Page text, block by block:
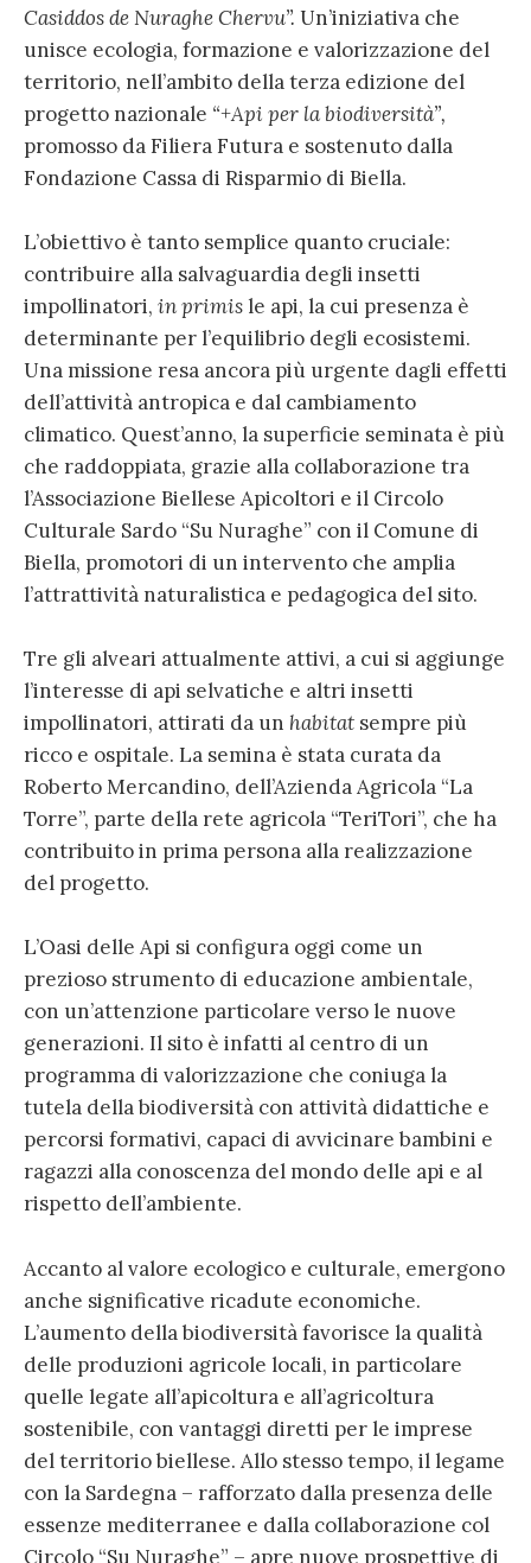
Casiddos de Nuraghe Chervu”. Un’iniziativa che
unisce ecologia, formazione e valorizzazione del
territorio, nell’ambito della terza edizione del
progetto nazionale “+Api per la biodiversità”,
promosso da Filiera Futura e sostenuto dalla
Fondazione Cassa di Risparmio di Biella.
L’obiettivo è tanto semplice quanto cruciale:
contribuire alla salvaguardia degli insetti
impollinatori, in primisle api, la cui presenza è
determinante per l’equilibrio degli ecosistemi.
Una missione resa ancora più urgente dagli effetti
dell’attività antropica e dal cambiamento
climatico. Quest’anno, la superficie seminata è più
che raddoppiata, grazie alla collaborazione tra
l’Associazione Biellese Apicoltori e il Circolo
Culturale Sardo “Su Nuraghe” con il Comune di
Biella, promotori di un intervento che amplia
l’attrattività naturalistica e pedagogica del sito.
Tre gli alveari attualmente attivi, a cui si aggiunge
l’interesse di api selvatiche e altri insetti
impollinatori, attirati da un habitat sempre più
ricco e ospitale. La semina è stata curata da
Roberto Mercandino, dell’Azienda Agricola “La
Torre”, parte della rete agricola “TeriTori”, che ha
contribuito in prima persona alla realizzazione
del progetto.
L’Oasi delle Api si configura oggi come un
prezioso strumento di educazione ambientale,
con un’attenzione particolare verso le nuove
generazioni. Il sito è infatti al centro di un
programma di valorizzazione che coniuga la
tutela della biodiversità con attività didattiche e
percorsi formativi, capaci di avvicinare bambini e
ragazzi alla conoscenza del mondo delle api e al
rispetto dell’ambiente.
Accanto al valore ecologico e culturale, emergono
anche significative ricadute economiche.
L’aumento della biodiversità favorisce la qualità
delle produzioni agricole locali, in particolare
quelle legate all’apicoltura e all’agricoltura
sostenibile, con vantaggi diretti per le imprese
del territorio biellese. Allo stesso tempo, il legame
con la Sardegna – rafforzato dalla presenza delle
essenze mediterranee e dalla collaborazione col
Circolo “Su Nuraghe” – apre nuove prospettive di